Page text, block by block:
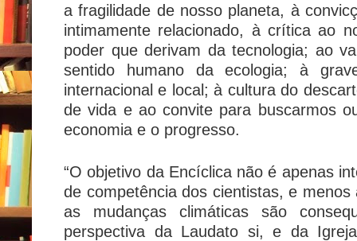
a fragilidade de nosso planeta, à
intimamente relacionado, à crítica ao
poder que derivam da tecnologia; ao
sentido humano da ecologia; à
internacional e local; à cultura do
de vida e ao convite para buscarmos
economia e o progresso.
“O objetivo da Encíclica não é apenas
de competência dos cientistas, e
as mudanças climáticas são
perspectiva da Laudato si, e da